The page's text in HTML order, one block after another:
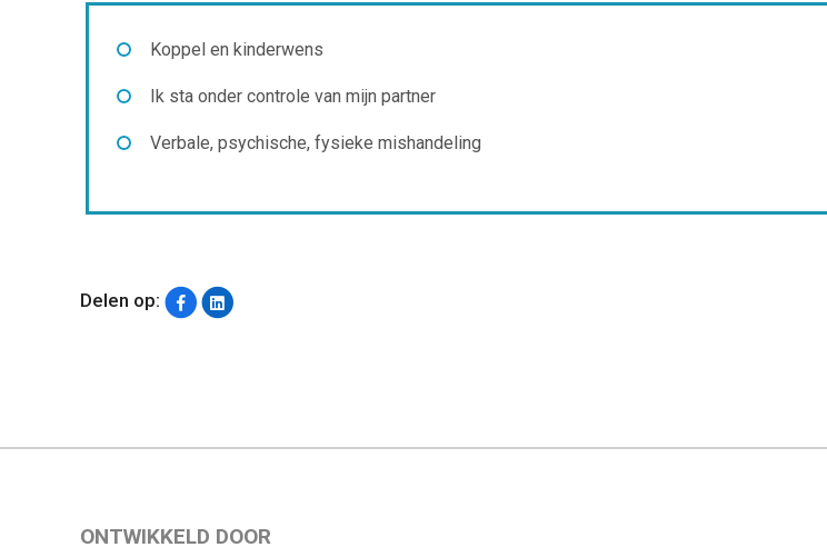
Koppel en kinderwens
Ik sta onder controle van mijn partner
Verbale, psychische, fysieke mishandeling
Delen op:
ONTWIKKELD DOOR